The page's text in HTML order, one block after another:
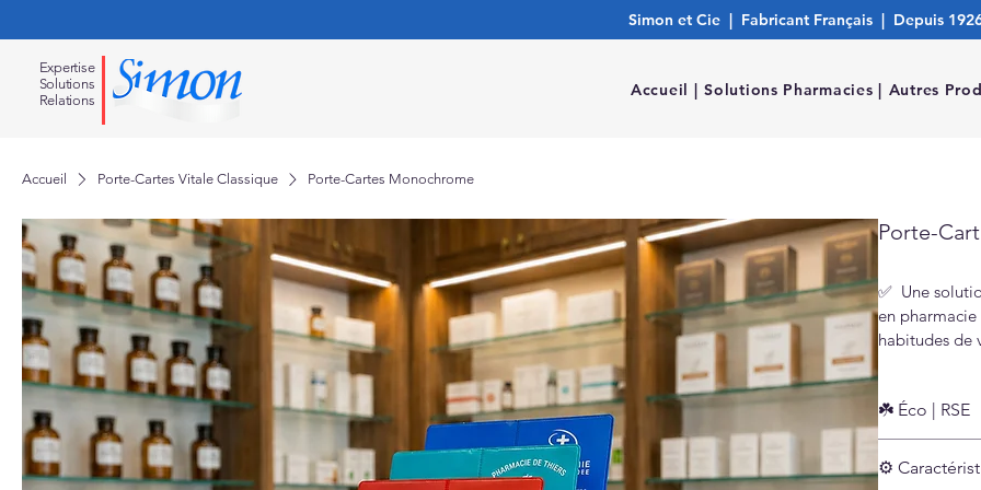
Simon et Cie | Fabricant Français | Depuis
Expertise
Solutions
Relations
Accueil | Solutions Pharmacies | Autres
Accueil Porte-Cartes Vitale Classique Porte-Cartes Monochrome
Porte-
✅  Une
en
habitudes de
Nous gérons
Expertise |
☘️ Éco | RSE
⚙️